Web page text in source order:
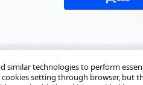
similar technologies to perform
setting through browser, but